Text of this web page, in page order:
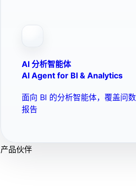
AI 分析智能体
AI Agent for BI & Analytics
面向 BI 的分析智能体，覆盖问
报告
产品伙伴